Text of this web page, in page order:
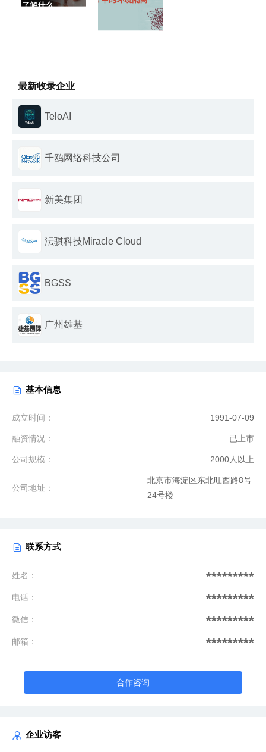
最新收录企业
TeloAI
千鸥网络科技公司
新美集团
沄骐科技Miracle Cloud
BGSS
广州雄基
基本信息
成立时间： 1991-07-09
融资情况： 已上市
公司规模： 2000人以上
公司地址：
北京市海淀区东北旺西路8号
24号楼
联系方式
姓名： *********
电话： *********
微信： *********
邮箱： *********
合作咨询
企业访客